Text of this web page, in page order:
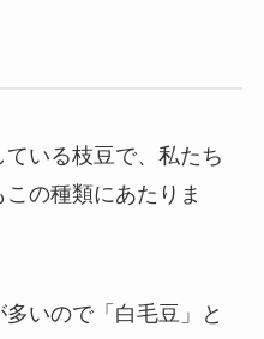
ている枝豆で、私たち
の種類にあたりま
いので「白毛豆」と